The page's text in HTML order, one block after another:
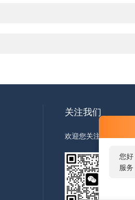
您好
服
关注我们
欢迎您关注我们的微